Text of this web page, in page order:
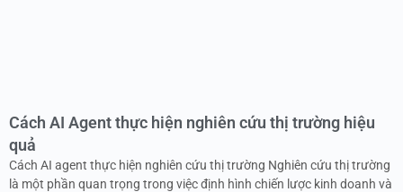
Cách AI Agent thực hiện nghiên cứu thị trường hiệu
quả
Cách AI agent thực hiện nghiên cứu thị trường Nghiên cứu thị trường
là một phần quan trọng trong việc định hình chiến lược kinh doanh và